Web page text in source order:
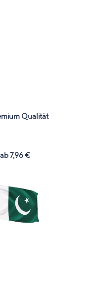
Qualität
ab7,96€